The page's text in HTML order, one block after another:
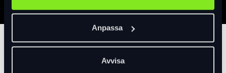
Anpassa
Avvisa
42" (106 cm) slang.
Tillbehör